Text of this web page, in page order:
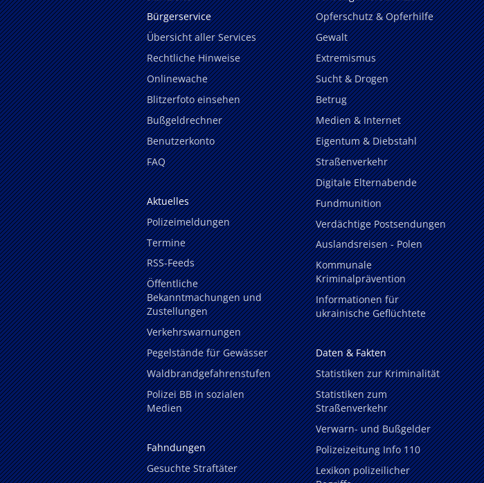
Bürgerservice
Übersicht aller Services
Rechtliche Hinweise
Onlinewache
Blitzerfoto einsehen
Bußgeldrechner
Benutzerkonto
FAQ
Aktuelles
Polizeimeldungen
Termine
RSS-Feeds
Öffentliche
Bekanntmachungen und
Zustellungen
Verkehrswarnungen
Pegelstände für Gewässer
Waldbrandgefahrenstufen
Polizei BB in sozialen
Medien
Fahndungen
Gesuchte Straftäter
Opferschutz & Opferhilfe
Gewalt
Extremismus
Sucht & Drogen
Betrug
Medien & Internet
Eigentum & Diebstahl
Straßenverkehr
Digitale Elternabende
Fundmunition
Verdächtige Postsendungen
Auslandsreisen - Polen
Kommunale
Kriminalprävention
Informationen für
ukrainische Geflüchtete
Daten & Fakten
Statistiken zur Kriminalität
Statistiken zum
Straßenverkehr
Verwarn- und Bußgelder
Polizeizeitung Info 110
Lexikon polizeilicher